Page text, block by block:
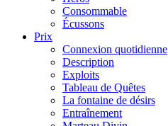
Consommable
Écussons
Prix
Connexion quotidienne
Description
Exploits
Tableau de Quêtes
La fontaine de désirs
Entraînement